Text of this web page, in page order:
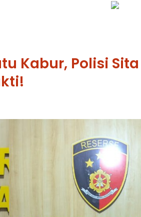
Kabur, Polisi Sita